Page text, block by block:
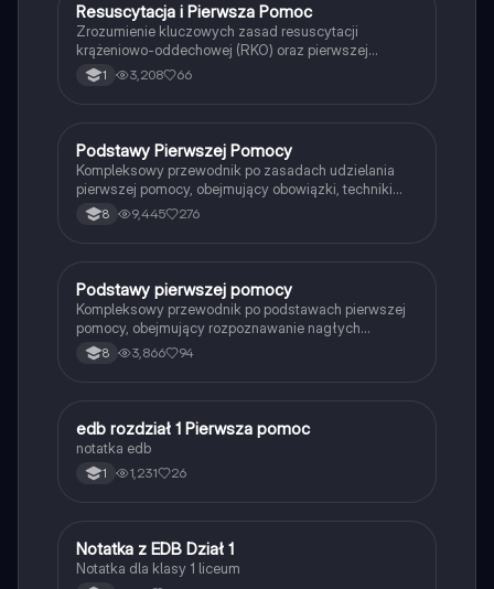
Edukacja dla bezpieczeństwa
Resuscytacja i Pierwsza Pomoc
Zrozumienie kluczowych zasad resuscytacji
krążeniowo-oddechowej (RKO) oraz pierwszej
pomocy w sytuacjach zagrożenia życia. Dowiedz się,
jak reagować w przypadku utraty przytomności, jakie
dotyczące postępowania w nagłych wypadkach oraz
numery alarmowe. Typ: prezentacja.
1 3,208 66
Edukacja dla bezpieczeństwa
Podstawy Pierwszej Pomocy
Kompleksowy przewodnik po zasadach udzielania
pierwszej pomocy, obejmujący obowiązki, techniki
resuscytacji, rodzaje ran oraz wyposażenie apteczki.
Idealny materiał do nauki dla każdego, kto chce być
8 9,445 276
Edukacja dla bezpieczeństwa
Podstawy pierwszej pomocy
Kompleksowy przewodnik po podstawach pierwszej
pomocy, obejmujący rozpoznawanie nagłych
zagrożeń zdrowotnych, resuscytację krążeniowo-
oddechową, tamowanie krwawień oraz postępowanie
jakie wyposażenie powinna zawierać apteczka
pierwszej pomocy.
8 3,866 94
Edukacja dla bezpieczeństwa
edb rozdział 1 Pierwsza pomoc
notatka edb
1 1,231 26
Edukacja dla bezpieczeństwa
Notatka z EDB Dział 1
Notatka dla klasy 1 liceum